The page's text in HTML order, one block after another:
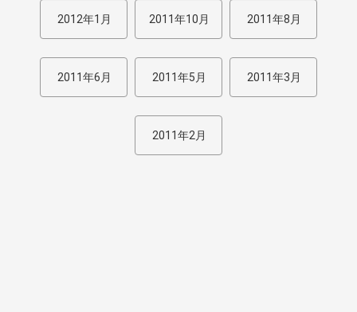
2012年1月 2011年10月 2011年8月
2011年6月 2011年5月 2011年3月
2011年2月